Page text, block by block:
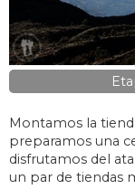
Montamos la
preparamos una
disfrutamos del
un par de tiendas